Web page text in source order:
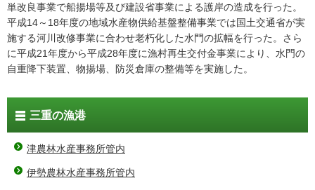
単改良事業で船揚場等及び建設省事業による護岸の造成を行った。
平成14～18年度の地域水産物供給基盤整備事業では国土交通省が実
施する河川改修事業に合わせ老朽化した水門の拡幅を行った。さら
に平成21年度から平成28年度に漁村再生交付金事業により、水門の
自重降下装置、物揚場、防災倉庫の整備等を実施した。
三重の漁港
津農林水産事務所管内
伊勢農林水産事務所管内